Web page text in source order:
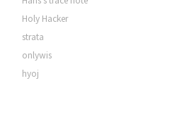
Holy Hacker
strata
onlywis
hyoj